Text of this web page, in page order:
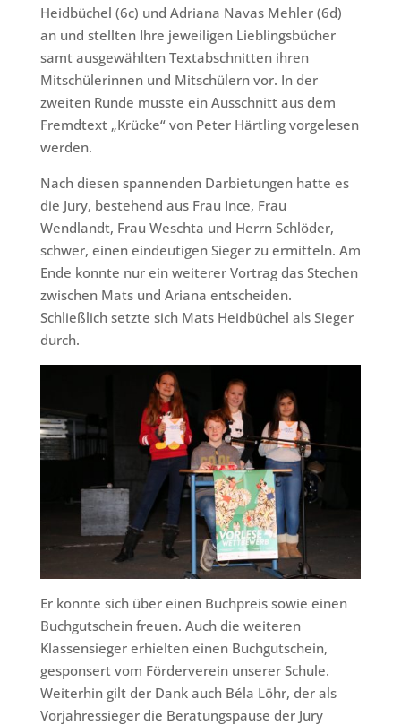
Heidbüchel (6c) und Adriana Navas Mehler (6d)
an und stellten Ihre jeweiligen Lieblingsbücher
samt ausgewählten Textabschnitten ihren
Mitschülerinnen und Mitschülern vor. In der
zweiten Runde musste ein Ausschnitt aus dem
Fremdtext „Krücke“ von Peter Härtling vorgelesen
werden.
Nach diesen spannenden Darbietungen hatte es
die Jury, bestehend aus Frau Ince, Frau
Wendlandt, Frau Weschta und Herrn Schlöder,
schwer, einen eindeutigen Sieger zu ermitteln. Am
Ende konnte nur ein weiterer Vortrag das Stechen
zwischen Mats und Ariana entscheiden.
Schließlich setzte sich Mats Heidbüchel als Sieger
durch.
Er konnte sich über einen Buchpreis sowie einen
Buchgutschein freuen. Auch die weiteren
Klassensieger erhielten einen Buchgutschein,
gesponsert vom Förderverein unserer Schule.
Weiterhin gilt der Dank auch Béla Löhr, der als
Vorjahressieger die Beratungspause der Jury